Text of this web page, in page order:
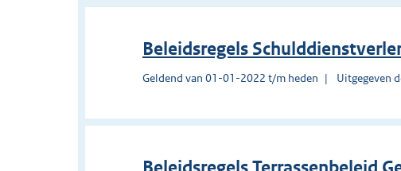
Beleidsregels
Geldend van 01-01-2022 t/m heden Uitgegeven